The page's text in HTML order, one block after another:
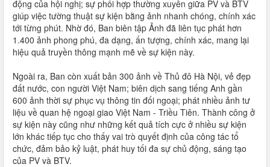
động của hội nghị; sự phối hợp thường xuyên giữa PV và BTV
giúp việc tường thuật sự kiện bằng ảnh nhanh chóng, chính xác
tới từng phút. Nhờ đó, Ban biên tập Ảnh đã liên tục phát hơn
1.400 ảnh phong phú, đa dạng, ấn tượng, chính xác, mang lại
hiệu quả truyền thông mạnh mẽ về sự kiện này.
Ngoài ra, Ban còn xuất bản 300 ảnh về Thủ đô Hà Nội, vẻ đẹp
đất nước, con người Việt Nam; biên dịch sang tiếng Anh gần
600 ảnh thời sự phục vụ thông tin đối ngoại; phát nhiều ảnh tư
liệu về quan hệ ngoại giao Việt Nam - Triều Tiên. Thành công ở
sự kiện này cũng như những kết quả tích cực ở nhiều sự kiện
lớn khác tiếp tục cho thấy vai trò quyết định của công tác tổ
chức, đảm bảo kỷ luật, phát huy tối đa sự chủ động, sáng tạo
của PV và BTV.